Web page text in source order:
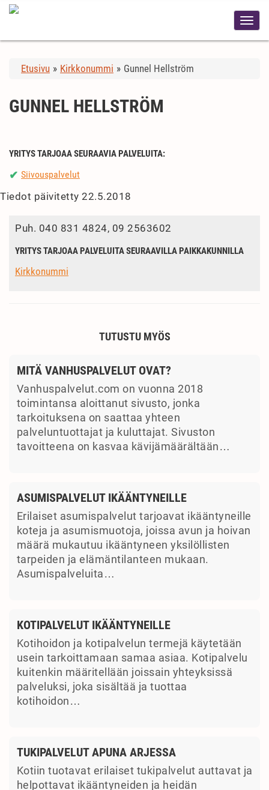
Etusivu » Kirkkonummi » Gunnel Hellström
GUNNEL HELLSTRÖM
YRITYS TARJOAA SEURAAVIA PALVELUITA:
✔ Siivouspalvelut
Tiedot päivitetty 22.5.2018
Puh. 040 831 4824, 09 2563602
YRITYS TARJOAA PALVELUITA SEURAAVILLA PAIKKAKUNNILLA
Kirkkonummi
TUTUSTU MYÖS
MITÄ VANHUSPALVELUT OVAT?
Vanhuspalvelut.com on vuonna 2018
toimintansa aloittanut sivusto, jonka
tarkoituksena on saattaa yhteen
palveluntuottajat ja kuluttajat. Sivuston
tavoitteena on kasvaa kävijämäärältään…
ASUMISPALVELUT IKÄÄNTYNEILLE
Erilaiset asumispalvelut tarjoavat ikääntyneille
koteja ja asumismuotoja, joissa avun ja hoivan
määrä mukautuu ikääntyneen yksilöllisten
tarpeiden ja elämäntilanteen mukaan.
Asumispalveluita…
KOTIPALVELUT IKÄÄNTYNEILLE
Kotihoidon ja kotipalvelun termejä käytetään
usein tarkoittamaan samaa asiaa. Kotipalvelu
kuitenkin määritellään joissain yhteyksissä
palveluksi, joka sisältää ja tuottaa
kotihoidon…
TUKIPALVELUT APUNA ARJESSA
Kotiin tuotavat erilaiset tukipalvelut auttavat ja
helpottavat ikääntyneiden ja heidän